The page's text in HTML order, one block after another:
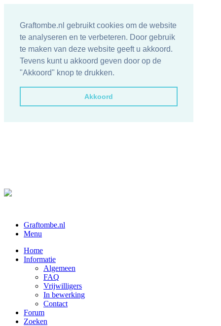
Graftombe.nl gebruikt cookies om de website
te analyseren en te verbeteren. Door gebruik
te maken van deze website geeft u akkoord.
Tevens kunt u akkoord geven door op de
"Akkoord" knop te drukken.
Akkoord
Graftombe.nl
Menu
Home
Informatie
Algemeen
FAQ
Vrijwilligers
In bewerking
Contact
Forum
Zoeken